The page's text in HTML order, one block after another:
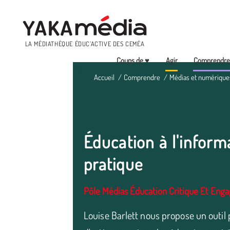
LA MÉDIATHÈQUE ÉDUC’ACTIVE DES CEMÉA
Menu
Coups de ♥ Agir Comprendre
Accueil Comprendre Médias et
Éducation à
pratique
Pôle Médias Éducation Critique Et
Louise Barlett nous propose un